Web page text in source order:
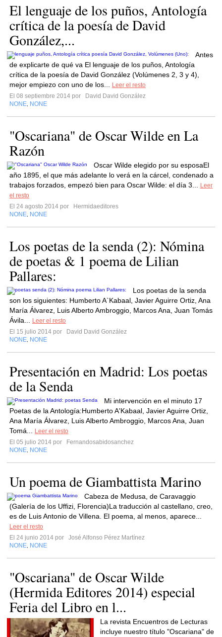
El lenguaje de los puños, Antología
crítica de la poesía de David
González,...
Antes
de explicarte de qué va El lenguaje de los puños, Antología
crítica de la poesía de David González (Volúmenes 2, 3 y 4),
mejor empiezo con uno de los...
Leer el resto
El 08 septiembre 2014 por
David David González
NONE NONE
"Oscariana" de Oscar Wilde en La
Razón
Oscar Wilde elegido por su esposaEl
año 1895, el que más adelante lo verá en la cárcel, condenado a
trabajos forzados, empezó bien para Oscar Wilde: el día 3...
Leer
el resto
El 24 agosto 2014 por
Hermidaeditores
NONE NONE
Los poetas de la senda (2): Nómina
de poetas & 1 poema de Lilian
Pallares:
Los poetas de la senda
son los siguientes: Humberto A`Kabaal, Javier Aguirre Ortiz, Ana
María Álvarez, Luis Alberto Ambroggio, Marcos Ana, Juan Tomás
Ávila...
Leer el resto
El 15 julio 2014 por
David David González
NONE NONE
Presentación en Madrid: Los poetas
de la Senda
Mi intervención en el minuto 17
Poetas de la Antología:Humberto A'Kabaal, Javier Aguirre Ortiz,
Ana María Álvarez, Luis Alberto Ambroggio, Marcos Ana, Juan
Tomá...
Leer el resto
El 05 julio 2014 por
Fernandosabidosanchez
NONE NONE
Un poema de Giambattista Marino
Cabeza de Medusa, de Caravaggio
(Galería de los Uffizi, Florencia)La traducción al castellano, creo,
es de Luis Antonio de Villena. El poema, al menos, aparece...
Leer el resto
El 24 junio 2014 por
José Alfonso Pérez Martínez
NONE NONE
"Oscariana" de Oscar Wilde
(Hermida Editores 2014) especial
Feria del Libro en l...
La revista Encuentros de Lecturas
incluye nuestro título "Oscariana" de